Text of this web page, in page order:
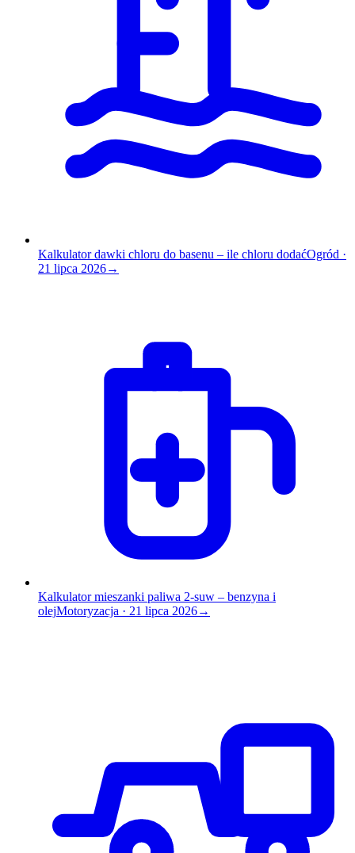
Kalkulator dawki chloru do basenu – ile chloru dodaćOgród ·
21 lipca 2026→
Kalkulator mieszanki paliwa 2-suw – benzyna i
olejMotoryzacja · 21 lipca 2026→